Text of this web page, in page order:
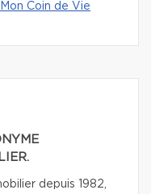
Coin de Vie
depuis 1982,